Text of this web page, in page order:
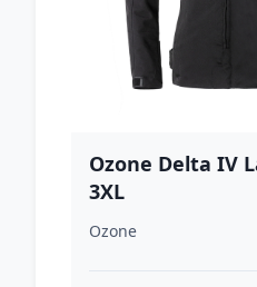
Ozone Delta IV
3XL
Ozone